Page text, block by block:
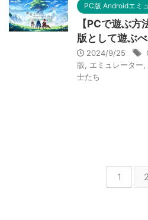
PC版 Androidエミ
【PCで遊ぶ
版として遊ぶべ
2024/9/25
版
エミュレーター
士たち
1 2